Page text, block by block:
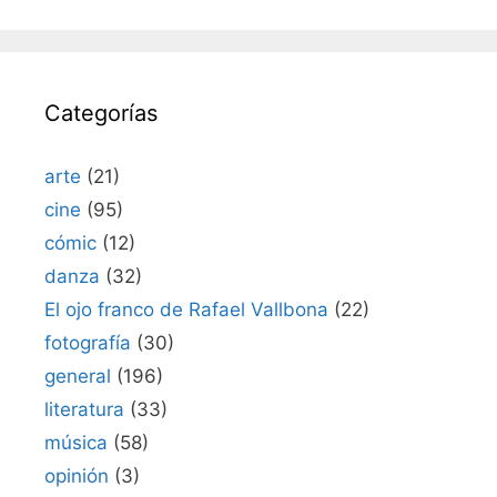
Categorías
arte (21)
cine (95)
cómic (12)
danza (32)
El ojo franco de Rafael Vallbona (22)
fotografía (30)
general (196)
literatura (33)
música (58)
opinión (3)